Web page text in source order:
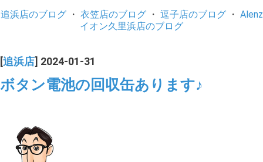
ショップ
お客さまの声
コラム
追浜店のブログ・ 衣笠店のブログ・ 逗子店のブログ・ Alenz
イオン久里浜店のブログ
追浜店 ] 2024-01-31
ボタン電池の回収缶あります♪